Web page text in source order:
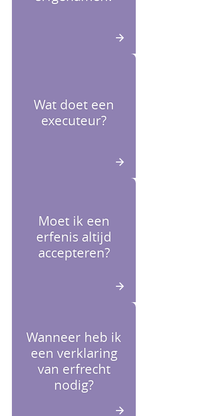
Wat doet een
executeur?
Moet ik een
erfenis altijd
accepteren?
Wanneer heb ik
een verklaring
van erfrecht
nodig?